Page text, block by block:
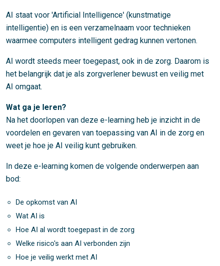
AI staat voor 'Artificial Intelligence' (kunstmatige
intelligentie) en is een verzamelnaam voor technieken
waarmee computers intelligent gedrag kunnen vertonen.
AI wordt steeds meer toegepast, ook in de zorg. Daarom is
het belangrijk dat je als zorgverlener bewust en veilig met
AI omgaat.
Wat ga je leren?
Na het doorlopen van deze e-learning heb je inzicht in de
voordelen en gevaren van toepassing van AI in de zorg en
weet je hoe je AI veilig kunt gebruiken.
In deze e-learning komen de volgende onderwerpen aan
bod:
De opkomst van AI
Wat AI is
Hoe AI al wordt toegepast in de zorg
Welke risico's aan AI verbonden zijn
Hoe je veilig werkt met AI